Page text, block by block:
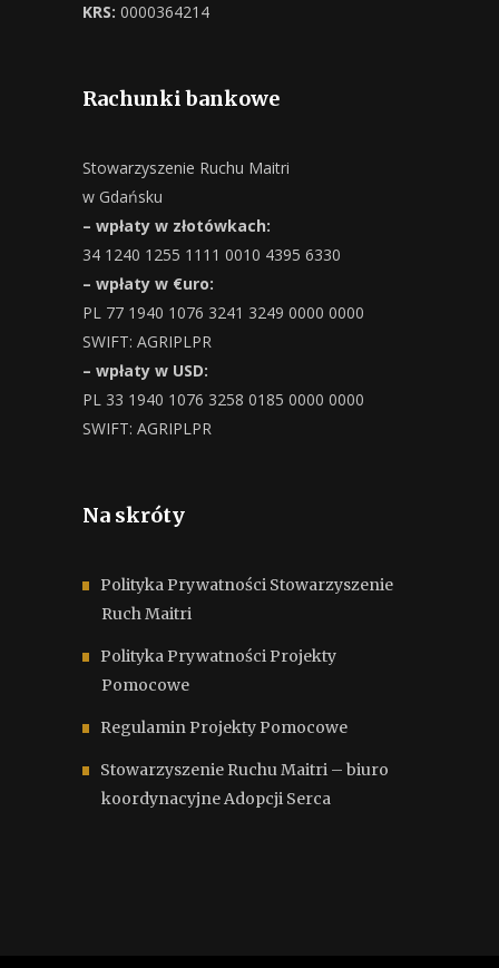
KRS: 0000364214
Rachunki bankowe
Stowarzyszenie Ruchu Maitri
w Gdańsku
– wpłaty w złotówkach:
34 1240 1255 1111 0010 4395 6330
– wpłaty w €uro:
PL 77 1940 1076 3241 3249 0000 0000
SWIFT: AGRIPLPR
– wpłaty w USD:
PL 33 1940 1076 3258 0185 0000 0000
SWIFT: AGRIPLPR
Na skróty
Polityka Prywatności Stowarzyszenie
Ruch Maitri
Polityka Prywatności Projekty
Pomocowe
Regulamin Projekty Pomocowe
Stowarzyszenie Ruchu Maitri – biuro
koordynacyjne Adopcji Serca